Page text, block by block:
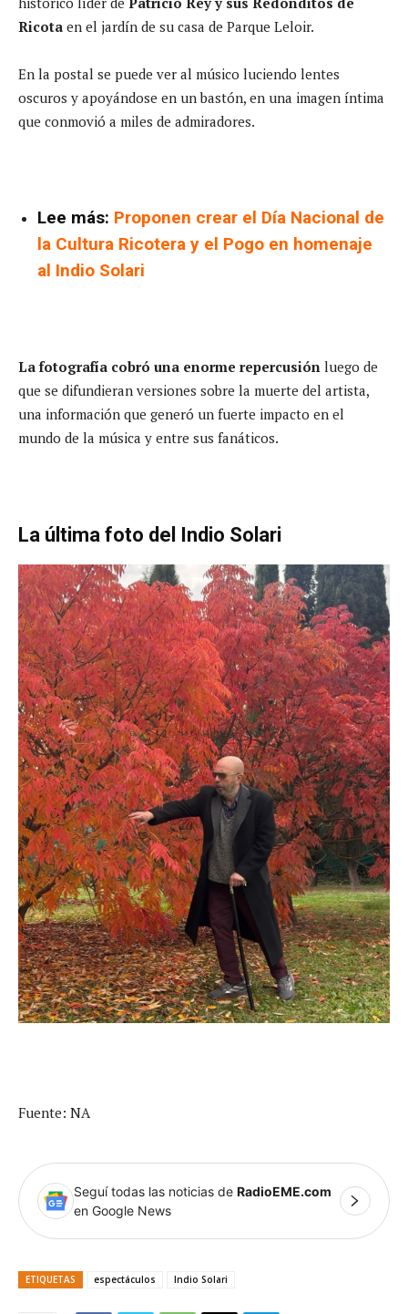
Ricota en el jardín de su casa de Parque Leloir.
En la postal se puede ver al músico luciendo lentes
oscuros y apoyándose en un bastón, en una imagen íntima
que conmovió a miles de admiradores.
Lee más: Proponen crear el Día Nacional de
la Cultura Ricotera y el Pogo en homenaje
al Indio Solari
La fotografía cobró una enorme repercusión luego de
que se difundieran versiones sobre la muerte del artista,
una información que generó un fuerte impacto en el
mundo de la música y entre sus fanáticos.
La última foto del Indio Solari
Fuente: NA
Seguí todas las noticias de RadioEME.com
en Google News
ETIQUETAS espectáculos Indio Solari